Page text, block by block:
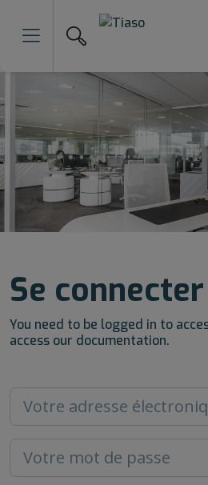
Se connecter
You need to be logged in to
access our documentation.